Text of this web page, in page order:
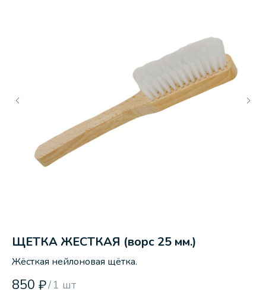
ЩЕТКА ЖЕСТКАЯ (ворс 25 мм.)
Жёсткая нейлоновая щётка.
850 ₽/ 1 шт